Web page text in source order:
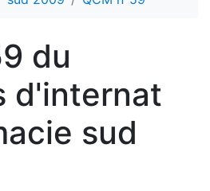
du
d'internat
sud